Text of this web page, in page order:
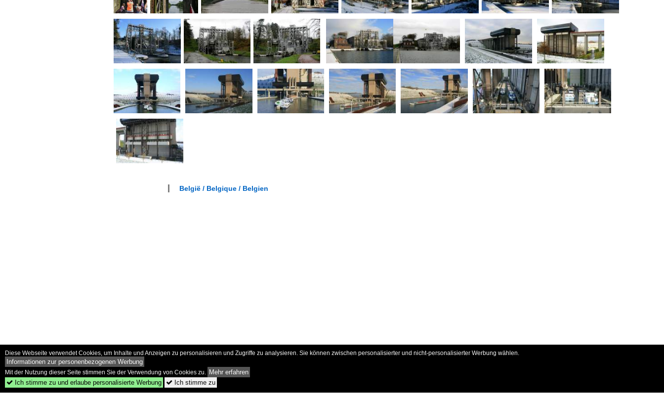
België / Belgique / Belgien
Diese Webseite verwendet Cookies, um Inhalte und Anzeigen zu personalisieren und Zugriffe zu analysieren. Sie können zwischen personalisierter und nicht-personalisierter Werbung wählen.
Informationen zur personenbezogenen Werbung
Mit der Nutzung dieser Seite stimmen Sie der Verwendung von Cookies zu. Mehr erfahren
 Ich stimme zu und erlaube personalisierte Werbung  Ich stimme zu